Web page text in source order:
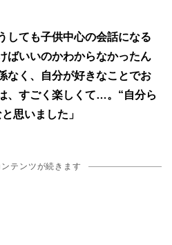
しても子供中心の会話になる
ばいいのかわからなかったん
なく、自分が好きなことでお
、すごく楽しくて…。“自分ら
思いました」
テンツが続きます